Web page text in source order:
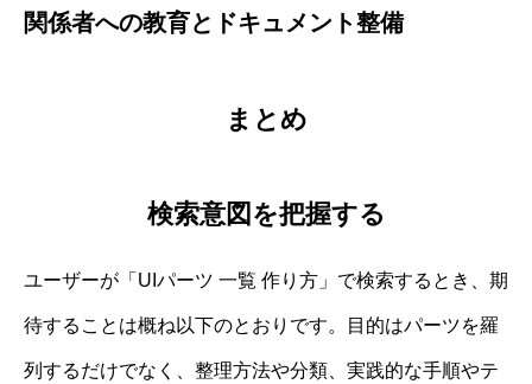
関係者への教育とドキュメント整備
まとめ
検索意図を把握する
ユーザーが「UIパーツ 一覧 作り方」で検索するとき、期
待することは概ね以下のとおりです。目的はパーツを羅
列するだけでなく、整理方法や分類、実践的な手順やテ